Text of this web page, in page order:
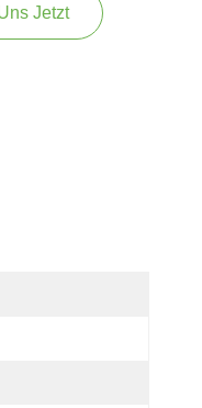
Jetzt